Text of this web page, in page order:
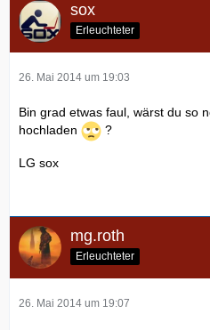
sox
Erleuchteter
26. Mai 2014 um 19:03
Bin grad etwas faul, wärst du so
hochladen
?
LG sox
mg.roth
Erleuchteter
26. Mai 2014 um 19:07